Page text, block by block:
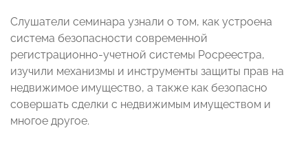
Слушатели семинара узнали о том, как устроена
система безопасности современной
регистрационно-учетной системы Росреестра,
изучили механизмы и инструменты защиты прав на
недвижимое имущество, а также как безопасно
совершать сделки с недвижимым имуществом и
многое другое.